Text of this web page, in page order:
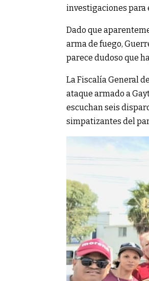
investigaciones para
Dado que
arma de fuego,
parece dudoso que
La Fiscalía General
ataque armado a
escuchan seis
simpatizantes del